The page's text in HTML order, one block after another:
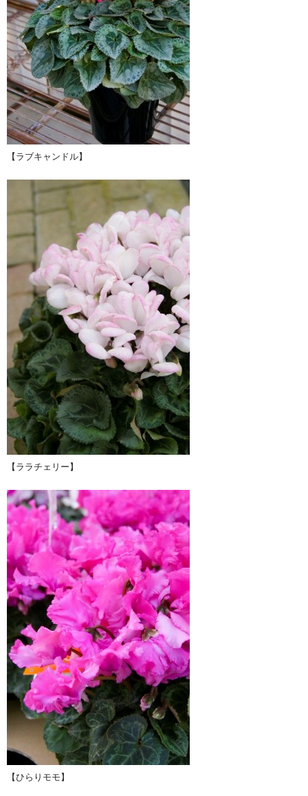
【ラブキャンドル】
【ララチェリー】
【ひらりモモ】